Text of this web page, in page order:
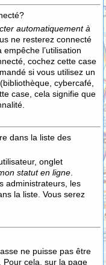
automatiquement à
ne resterez connecté
l’utilisation
cochez cette case
si vous utilisez un
cybercafé,
case, cela signifie que
dans la liste des
onglet
statut en ligne
administrateurs, les
la liste. Vous serez
ne puisse pas être
Pour cela, sur la page